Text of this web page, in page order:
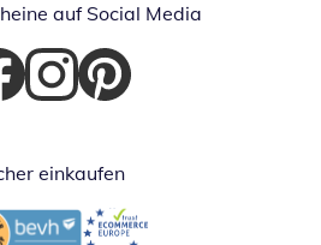
auf Social Media
in neuem Fenster
Öffnet in neuem Fenster
Öffnet in neuem Fenster
einkaufen